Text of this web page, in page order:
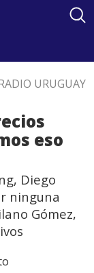
URUGUAY
eso
Diego
ninguna
Gómez,